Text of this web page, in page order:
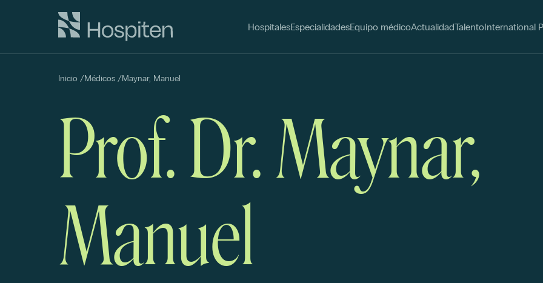
HospitalesEspecialidadesEquipo médicoActualidadTalentoInternational
Inicio /Médicos /Maynar, Manuel
Prof. Dr. Maynar,
Manuel